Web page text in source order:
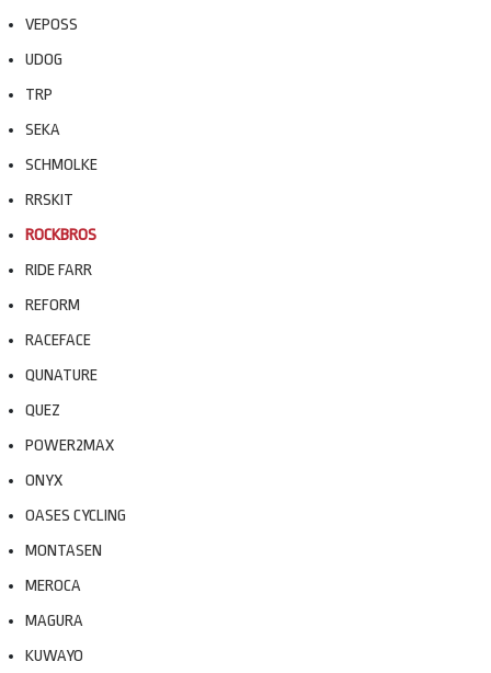
VEPOSS
UDOG
TRP
SEKA
SCHMOLKE
RRSKIT
ROCKBROS
RIDE FARR
REFORM
RACEFACE
QUNATURE
QUEZ
POWER2MAX
ONYX
OASES CYCLING
MONTASEN
MEROCA
MAGURA
KUWAYO